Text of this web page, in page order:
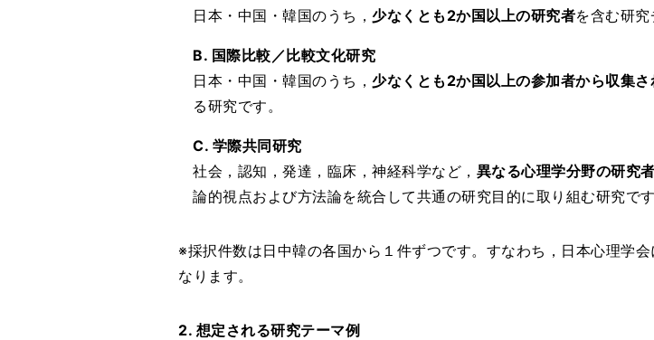
日本・中国・韓国のうち， 少なくとも2か国以上の研究者を含む研究
B. 国際比較／比較文化研究
日本・中国・韓国のうち， 少なくとも2か国以上の参加者から収集さ
る研究です。
C. 学際共同研究
社会，認知，発達，臨床，神経科学など， 異なる心理学分野の研究者
論的視点および方法論を統合して共通の研究目的に取り組む研究です
※採択件数は日中韓の各国から１件ずつです。すなわち，日本心理学
なります。
2. 想定される研究テーマ例